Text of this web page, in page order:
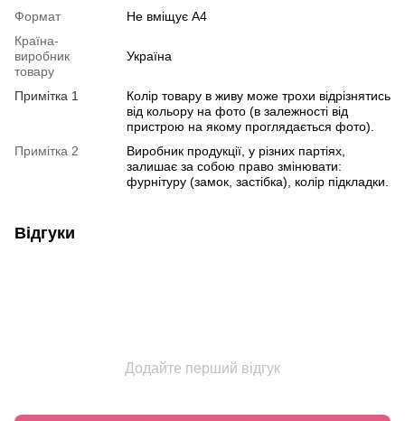
Формат
Не вміщує А4
Країна-
виробник
товару
Україна
Примітка 1
Колір товару в живу може трохи відрізнятись
від кольору на фото (в залежності від
пристрою на якому проглядається фото).
Примітка 2
Виробник продукції, у різних партіях,
залишає за собою право змінювати:
фурнітуру (замок, застібка), колір підкладки.
Відгуки
Додайте перший відгук